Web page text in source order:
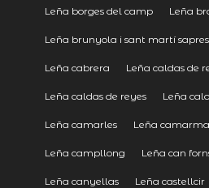
Leña borges del camp Leña
Leña brunyola i sant martí
Leña cabrera Leña caldas de
Leña caldas de reyes Leña
Leña camarles Leña
Leña campllong Leña can
Leña canyellas Leña castellcir